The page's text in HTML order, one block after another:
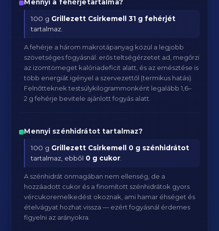
Mennyi a fehérjetartalma?
100 g Grillezett Csirkemell
31 g fehérjét
tartalmaz.
A fehérje a három makrotápanyag közül a legjobb
szövetséges fogyásnál: erős teltségérzetet ad, megőrzi
az izomtömeget kalóriadeficit alatt, és az emésztése is
több energiát igényel a szervezettől (termikus hatás).
Felnőtteknek testsúlykilogrammonként legalább 1,6–
2 g fehérje bevitele ajánlott fogyás alatt.
Mennyi szénhidrátot tartalmaz?
100 g Grillezett Csirkemell
0 g szénhidrátot
tartalmaz, ebből 0 g cukor
A szénhidrát önmagában nem ellenség, de a
hozzáadott cukor és a finomított szénhidrátok gyors
vércukoremelkedést okoznak, ami hamar éhséget és
ételvágyat hozhat vissza — ezért fogyásnál érdemes
figyelni az arányokra.